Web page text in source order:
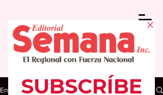
Entrada